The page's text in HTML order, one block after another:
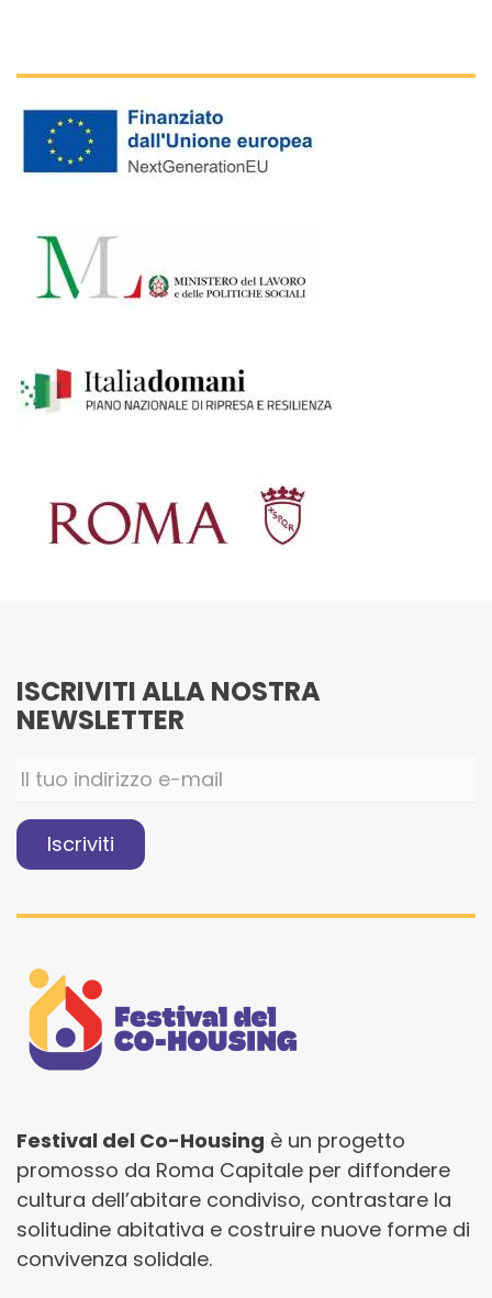
ISCRIVITI ALLA NOSTRA
NEWSLETTER
Iscriviti
Festival del Co-Housing è un progetto
promosso da Roma Capitale per diffondere
cultura dell’abitare condiviso, contrastare la
solitudine abitativa e costruire nuove forme di
convivenza solidale.